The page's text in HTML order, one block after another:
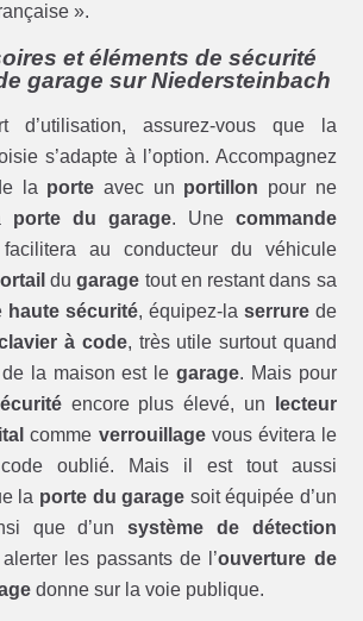
».
et éléments de sécurité
garage sur Niedersteinbach
d’utilisation, assurez-vous que la
s’adapte à l’option. Accompagnez
la porte avec un portillon pour ne
porte du garage. Une commande
facilitera au conducteur du véhicule
dugarage tout en restant dans sa
haute sécurité, équipez-la serrurede
à code, très utile surtout quand
de la maison est le garage. Mais pour
encore plus élevé, un
lecteur
comme verrouillagevous évitera le
code oublié. Mais il est tout aussi
la porte du garage soit équipée d’un
que d’unsystème de détection
les passants de l’ouverture de
donne sur la voie publique.